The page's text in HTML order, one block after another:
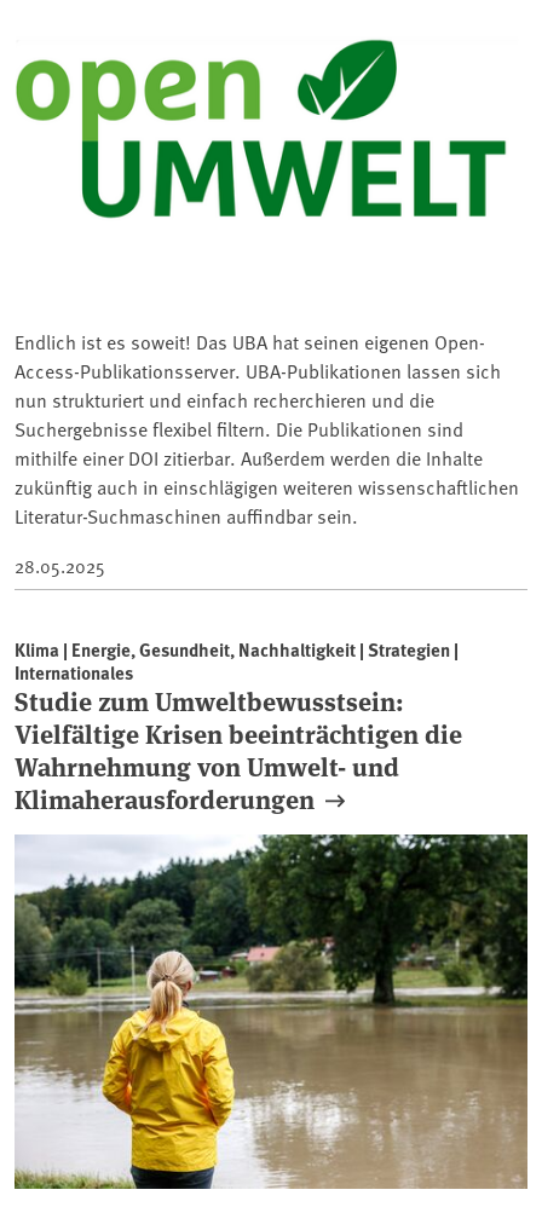
Endlich ist es soweit! Das UBA hat seinen eigenen Open-
Access-Publikationsserver. UBA-Publikationen lassen sich
nun strukturiert und einfach recherchieren und die
Suchergebnisse flexibel filtern. Die Publikationen sind
mithilfe einer DOI zitierbar. Außerdem werden die Inhalte
zukünftig auch in einschlägigen weiteren wissenschaftlichen
Literatur-Suchmaschinen auffindbar sein.
28.05.2025
Klima | Energie, Gesundheit, Nachhaltigkeit | Strategien |
Internationales
Studie zum Umweltbewusstsein:
Vielfältige Krisen beeinträchtigen die
Wahrnehmung von Umwelt- und
Klimaherausforderungen